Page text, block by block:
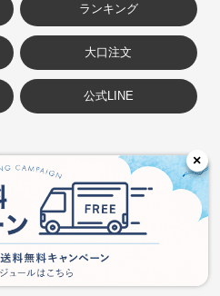
×
ランキング
大口注文
公式LINE